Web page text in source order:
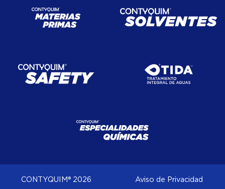
CONTYQUIM® 2026
Aviso de Privacidad